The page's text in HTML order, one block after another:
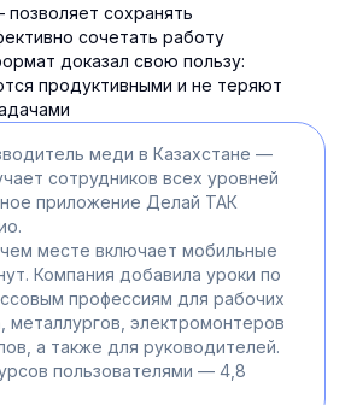
сохранять
сочетать работу
доказал свою пользу:
продуктивными и не теряют
меди в Казахстане —
сотрудников всех уровней
приложение Делай ТАК
месте включает мобильные
Компания добавила уроки по
профессиям для рабочих
металлургов, электромонтеров
а также для руководителей.
пользователями — 4,8